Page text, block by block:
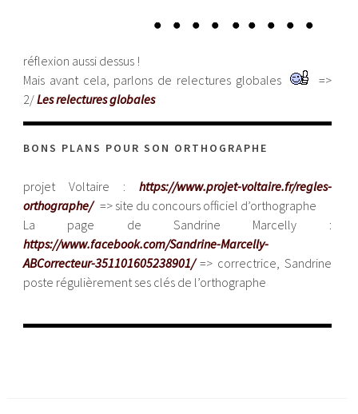
réflexion aussi dessus !
Mais avant cela, parlons de relectures globales
=>
2/Les relectures globales
BONS PLANS POUR SON ORTHOGRAPHE
projet Voltaire : https://www.projet-voltaire.fr/regles-
orthographe/=> site du concours officiel d’orthographe
La page de Sandrine Marcelly :
https://www.facebook.com/Sandrine-Marcelly-
ABCorrecteur-351101605238901/=> correctrice, Sandrine
poste régulièrement ses clés de l’orthographe